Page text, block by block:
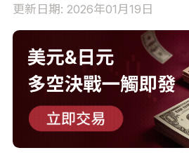
更新日期: 2026年01月19日